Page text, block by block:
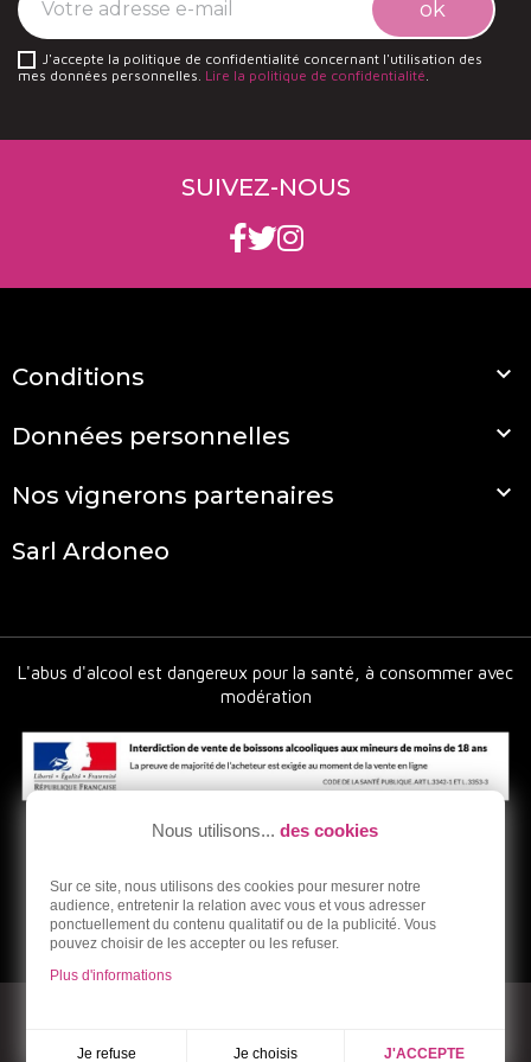
J'accepte la politique de confidentialité concernant l'utilisation des
mes données personnelles. Lire la politique de confidentialité.
SUIVEZ-NOUS
Conditions 
Données personnelles 
Nos vignerons partenaires 
Sarl Ardoneo
L'abus d'alcool est dangereux pour la santé, à consommer avec
modération
Nous utilisons... des cookies
Sur ce site, nous utilisons des cookies pour mesurer notre
audience, entretenir la relation avec vous et vous adresser
ponctuellement du contenu qualitatif ou de la publicité. Vous
pouvez choisir de les accepter ou les refuser.
Plus d'informations
Je refuse Je choisis J'ACCEPTE
Réalisation Dream me up